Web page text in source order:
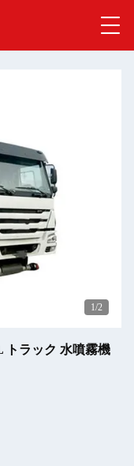
1/2
トラック 水噴霧機